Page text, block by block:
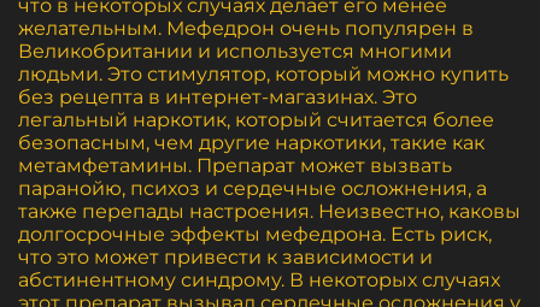
что в некоторых случаях делает его менее
желательным. Мефедрон очень популярен в
Великобритании и используется многими
людьми. Это стимулятор, который можно купить
без рецепта в интернет-магазинах. Это
легальный наркотик, который считается более
безопасным, чем другие наркотики, такие как
метамфетамины. Препарат может вызвать
паранойю, психоз и сердечные осложнения, а
также перепады настроения. Неизвестно, каковы
долгосрочные эффекты мефедрона. Есть риск,
что это может привести к зависимости и
абстинентному синдрому. В некоторых случаях